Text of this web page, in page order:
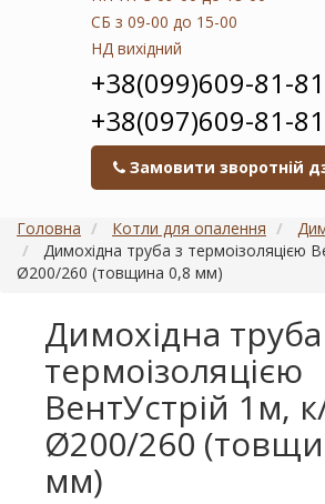
СБ з 09-00 до 15-00
НДвихідний
+38(099)609-81-81
+38(097)609-81-81
Замовити зворотній
Головна Котли для опалення
Димохідна труба з термоізоляцією
Ø200/260 (товщина 0,8 мм)
Димохідна
термоізоляцією
ВентУстрій 1м,
Ø200/260
мм)